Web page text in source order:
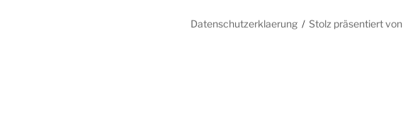
Datenschutzerklaerung Stolz präsentiert